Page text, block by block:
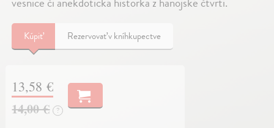
Kúpiť Rezervovať v kníhkupectve
13,58 €
14,00 € ?